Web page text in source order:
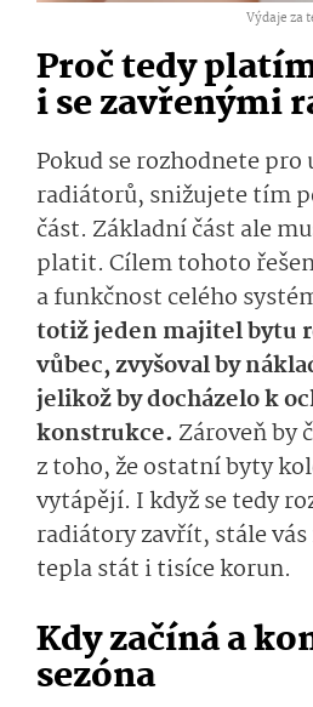
Výdaje za
Proč tedy
i se zavřenými
Pokud se rozhodnete pro
radiátorů, snižujete tím
část. Základní část ale
platit. Cílem tohoto
a funkčnost celého
totiž jeden majitel bytu
vůbec, zvyšoval by
jelikož by docházelo k
konstrukce. Zároveň by
z toho, že ostatní byty
vytápějí. I když se tedy
radiátory zavřít, stále vás
tepla stát i tisíce korun.
Kdy začíná a
sezóna